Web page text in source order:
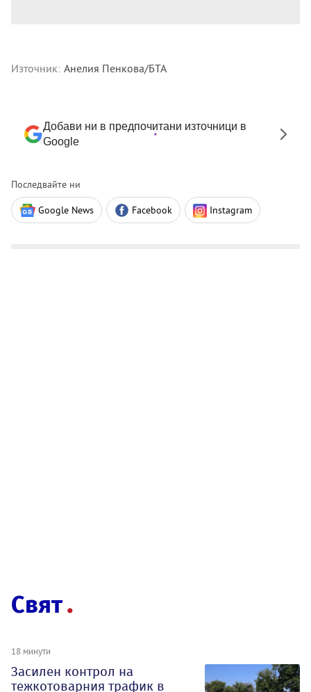
Източник: Анелия Пенкова/БТА
Добави ни в предпочитани източници в
Google
Последвайте ни
Google News Facebook Instagram
Свят
18 минути
Засилен контрол на
тежкотоварния трафик в